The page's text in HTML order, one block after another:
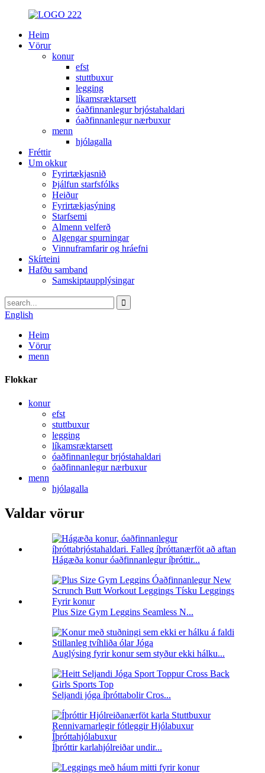
Heim
Vörur
konur
efst
stuttbuxur
legging
líkamsræktarsett
óaðfinnanlegur brjóstahaldari
óaðfinnanlegur nærbuxur
menn
hjólagalla
Fréttir
Um okkur
Fyrirtækjasnið
Þjálfun starfsfólks
Heiður
Fyrirtækjasýning
Starfsemi
Almenn velferð
Algengar spurningar
Vinnuframfarir og hráefni
Skírteini
Hafðu samband
Samskiptaupplýsingar
English
Heim
Vörur
menn
Flokkar
konur
efst
stuttbuxur
legging
líkamsræktarsett
óaðfinnanlegur brjóstahaldari
óaðfinnanlegur nærbuxur
menn
hjólagalla
Valdar vörur
Hágæða konur óaðfinnanlegur íþróttir...
Plus Size Gym Leggins Seamless N...
Auglýsing fyrir konur sem styður ekki hálku...
Seljandi jóga íþróttabolir Cros...
Íþróttir karlahjólreiðar undir...